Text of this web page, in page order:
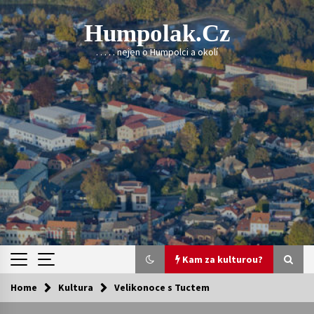
Skip
to
content
Humpolak.cz
. . . . . nejen o Humpolci a okolí
Kam za kulturou?
Kam za kulturou?
Home Kultura Velikonoce s Tuctem